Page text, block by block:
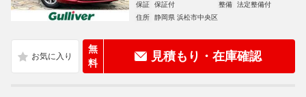
保証
保証付 整備
法定整備付
住所
静岡県 浜松市中央区
無
料
見積もり・在庫確認